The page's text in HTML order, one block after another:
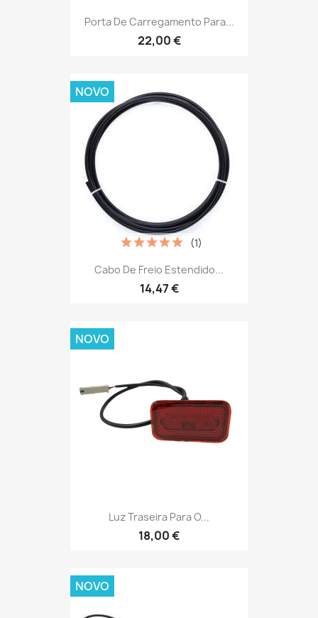
Porta De Carregamento Para...
22,00 €
Cabo De Freio Estendido...
14,47 €
(1)
NOVO
Luz Traseira Para O...
18,00 €
NOVO
NOVO